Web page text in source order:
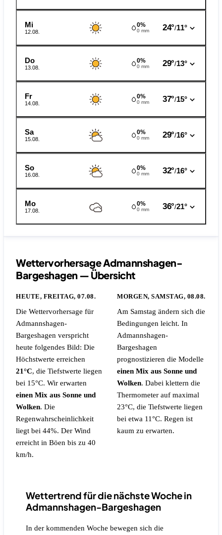
Mi
12.08.
0%
0 mm 24°/11°
Do
13.08.
0%
0 mm 29°/13°
Fr
14.08.
0%
0 mm 37°/15°
Sa
15.08.
0%
0 mm 29°/16°
So
16.08.
0%
0 mm 32°/16°
Mo
17.08.
0%
0 mm 36°/21°
Wettervorhersage Admannshagen-
Bargeshagen — Übersicht
HEUTE, FREITAG, 07.08.
Die Wettervorhersage für
Admannshagen-
Bargeshagen verspricht
heute folgendes Bild: Die
Höchstwerte erreichen
21°C, die Tiefstwerte liegen
bei 15°C. Wir erwarten
einen Mix aus Sonne und
Wolken. Die
Regenwahrscheinlichkeit
liegt bei 44%. Der Wind
erreicht in Böen bis zu 40
km/h.
MORGEN, SAMSTAG, 08.08.
Am Samstag ändern sich die
Bedingungen leicht. In
Admannshagen-
Bargeshagen
prognostizieren die Modelle
einen Mix aus Sonne und
Wolken. Dabei klettern die
Thermometer auf maximal
23°C, die Tiefstwerte liegen
bei etwa 11°C. Regen ist
kaum zu erwarten.
Wettertrend für die nächste Woche in
Admannshagen-Bargeshagen
In der kommenden Woche bewegen sich die